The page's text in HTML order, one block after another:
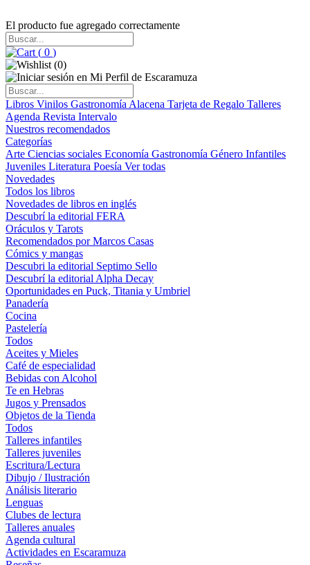
El producto fue agregado correctamente
( 0 )
(0)
Libros Vinilos Gastronomía Alacena Tarjeta de Regalo Talleres
Agenda Revista Intervalo
Nuestros recomendados
Categorías
Arte Ciencias sociales Economía Gastronomía Género Infantiles
Juveniles Literatura Poesía Ver todas
Novedades
Todos los libros
Novedades de libros en inglés
Descubrí la editorial FERA
Oráculos y Tarots
Recomendados por Marcos Casas
Cómics y mangas
Descubri la editorial Septimo Sello
Descubrí la editorial Alpha Decay
Oportunidades en Puck, Titania y Umbriel
Panadería
Cocina
Pastelería
Todos
Aceites y Mieles
Café de especialidad
Bebidas con Alcohol
Te en Hebras
Jugos y Prensados
Objetos de la Tienda
Todos
Talleres infantiles
Talleres juveniles
Escritura/Lectura
Dibujo / Ilustración
Análisis literario
Lenguas
Clubes de lectura
Talleres anuales
Agenda cultural
Actividades en Escaramuza